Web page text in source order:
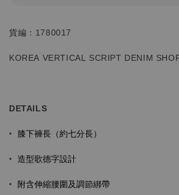
貨編：1780017
KOREA VERTICAL SCRIPT DENIM
DETAILS
• 膝下褲長（約七分長）
• 造型歌德字設計
• 附含伸縮腰圍及調節綁帶